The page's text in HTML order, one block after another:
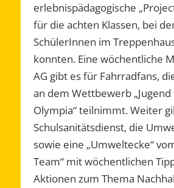
erlebnispädagogische
für die achten Klassen, bei
SchülerInnen im
konnten. Eine wöchentliche
AG gibt es für Fahrradfans,
an dem Wettbewerb
Olympia“ teilnimmt. Weiter
Schulsanitätsdienst, die
sowie eine „Umweltecke“
Team“ mit wöchentlichen
Aktionen zum Thema